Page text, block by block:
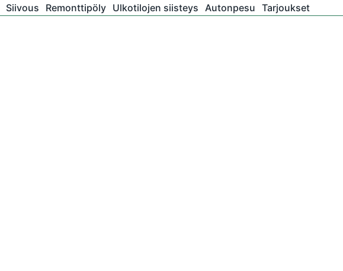
Siivous Remonttipöly Ulkotilojen siisteys Autonpesu Tarjoukset